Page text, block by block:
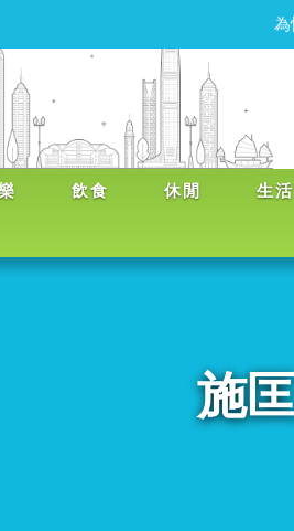
搜
飲食 休閒 生
施